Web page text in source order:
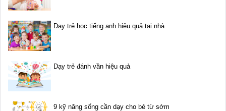
Dạy trẻ học tiếng anh hiệu quả tại nhà
Dạy trẻ đánh vần hiệu quả
9 kỹ năng sống cần dạy cho bé từ sớm